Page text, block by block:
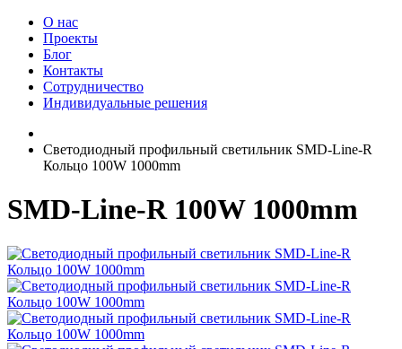
О нас
Проекты
Блог
Контакты
Сотрудничество
Индивидуальные решения
Светодиодный профильный светильник SMD-Line-R
Кольцо 100W 1000mm
SMD-Line-R 100W 1000mm